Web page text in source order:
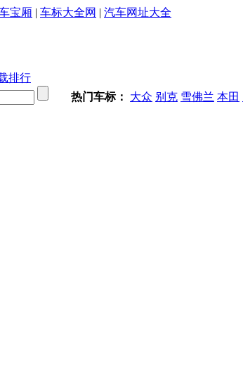
宝厢 | 车标大全网 | 汽车网址大全
排行
热门车标： 大众 别克 雪佛兰 本田